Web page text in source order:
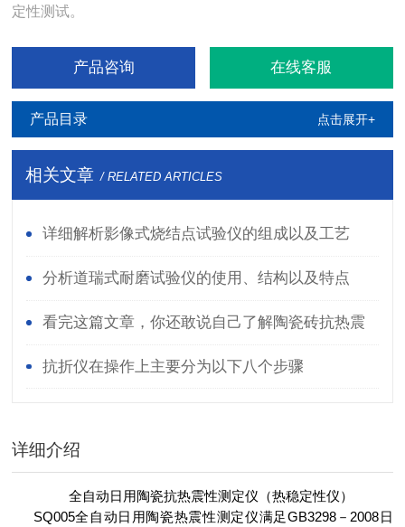
定性测试。
产品咨询 在线客服
产品目录 点击展开+
相关文章 / RELATED ARTICLES
详细解析影像式烧结点试验仪的组成以及工艺
分析道瑞式耐磨试验仪的使用、结构以及特点
看完这篇文章，你还敢说自己了解陶瓷砖抗热震
性测定仪吗？
抗折仪在操作上主要分为以下八个步骤
详细介绍
全自动日用陶瓷抗热震性测定仪（热稳定性仪）
SQ005全自动日用陶瓷热震性测定仪满足GB3298－2008日